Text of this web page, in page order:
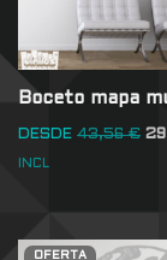
Boceto mapa
DESDE 43,56€
INCL
OFERTA